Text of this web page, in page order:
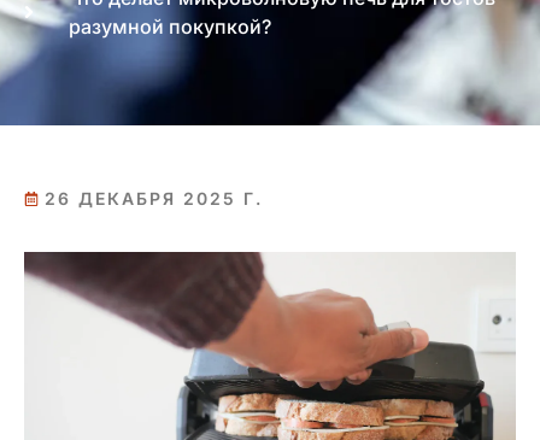
разумной покупкой?
26 ДЕКАБРЯ 2025 Г.